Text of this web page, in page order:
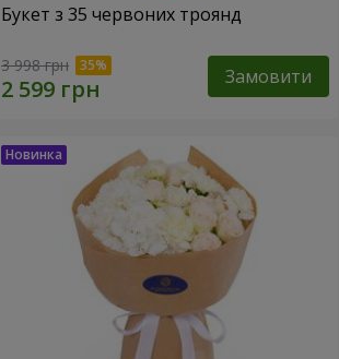
Букет з 35 червоних троянд
3 998 грн Замовити